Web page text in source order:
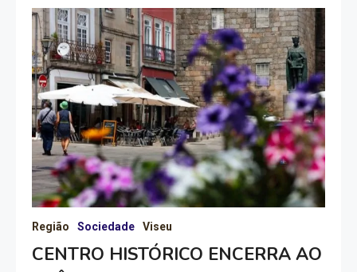
Região Sociedade Viseu
CENTRO HISTÓRICO ENCERRA AO